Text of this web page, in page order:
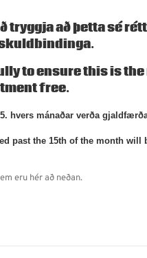
tryggja að þetta sé
to ensure this is
free.
hvers mánaðar verða
past the 15th of the month will
eru hér að neðan.